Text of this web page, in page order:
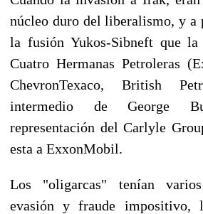
núcleo duro del liberalismo, y a
la fusión Yukos-Sibneft que
Cuatro Hermanas Petroleras
ChevronTexaco, British
intermedio de George
representación del Carlyle
esta a ExxonMobil.
Los "oligarcas" tenían
evasión y fraude impositivo,